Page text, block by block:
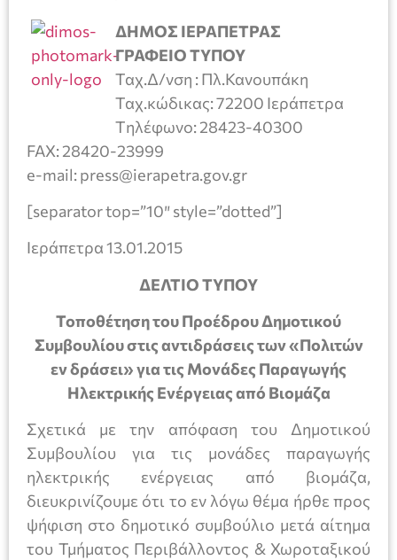
ΔΗΜΟΣ ΙΕΡΑΠΕΤΡΑΣ
ΓΡΑΦΕΙΟ ΤΥΠΟΥ
Ταχ.Δ/νση : Πλ.Κανουπάκη
Ταχ.κώδικας: 72200 Ιεράπετρα
Tηλέφωνο: 28423-40300
FAX: 28420-23999
e-mail: press@ierapetra.gov.gr
[separator top=”10″ style=”dotted”]
Ιεράπετρα 13.01.2015
ΔΕΛΤΙΟ ΤΥΠΟΥ
Τοποθέτηση του Προέδρου Δημοτικού
Συμβουλίου στις αντιδράσεις των «Πολιτών
εν δράσει» για τις Μονάδες Παραγωγής
Ηλεκτρικής Ενέργειας από Βιομάζα
Σχετικά με την απόφαση του Δημοτικού
Συμβουλίου για τις μονάδες παραγωγής
ηλεκτρικής ενέργειας από βιομάζα,
διευκρινίζουμε ότι το εν λόγω θέμα ήρθε προς
ψήφιση στο δημοτικό συμβούλιο μετά αίτημα
του Τμήματος Περιβάλλοντος & Χωροταξικού